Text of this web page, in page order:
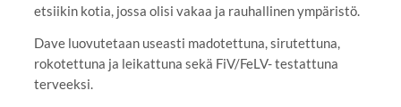
etsiikin kotia, jossa olisi vakaa ja rauhallinen ympäristö.
Dave luovutetaan useasti madotettuna, sirutettuna,
rokotettuna ja leikattuna sekä FiV/FeLV- testattuna
terveeksi.